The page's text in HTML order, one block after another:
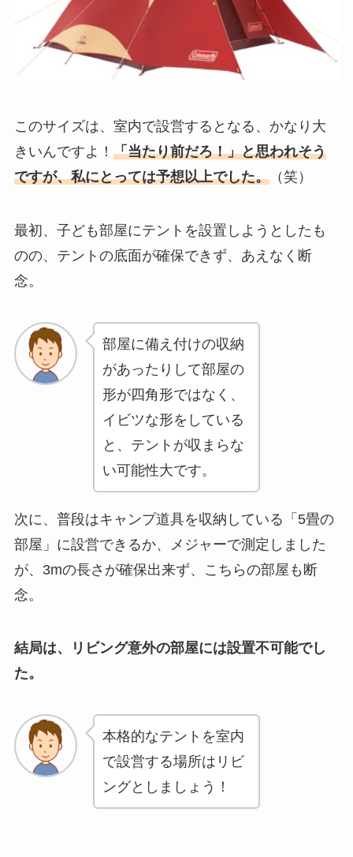
このサイズは、室内で設営するとなる、かなり大
きいんですよ！ 「当たり前だろ！」と思われそう
ですが、私にとっては予想以上でした。（笑）
最初、子ども部屋にテントを設置しようとしたも
のの、テントの底面が確保できず、あえなく断
念。
部屋に備え付けの収納
があったりして部屋の
形が四角形ではなく、
イビツな形をしている
と、テントが収まらな
い可能性大です。
次に、普段はキャンプ道具を収納している「5畳の
部屋」に設営できるか、メジャーで測定しました
が、3mの長さが確保出来ず、こちらの部屋も断
念。
結局は、リビング意外の部屋には設置不可能でし
た。
本格的なテントを室内
で設営する場所はリビ
ングとしましょう！